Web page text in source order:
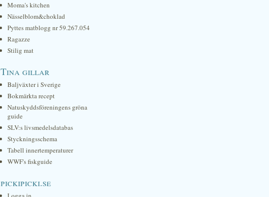
Moma's kitchen
Nässelblom&choklad
Pyttes matblogg nr 59.267.054
Ragazze
Stilig mat
Tina gillar
Baljväxter i Sverige
Bokmärkta recept
Natuskyddsföreningens gröna
guide
SLV:s livsmedelsdatabas
Styckningsschema
Tabell innertemperaturer
WWF's fiskguide
pickipicki.se